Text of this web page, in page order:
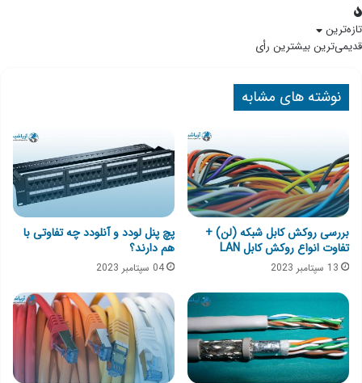
تازه‌ترین
قدیمی‌ترینبیشترین رأی
نوشته های مشابه
بررسی روکش کابل شبکه (لن) +
تفاوت انواع روکش کابل LAN
13 سپتامبر 2023
پچ پنل لودد و آنلودد چه تفاوتی با
هم دارند؟
04 سپتامبر 2023